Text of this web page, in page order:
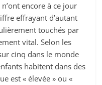
encore à ce jour
effrayant d’autant
touchés par
vital. Selon les
cinq dans le monde
habitent dans des
est « élevée » ou «